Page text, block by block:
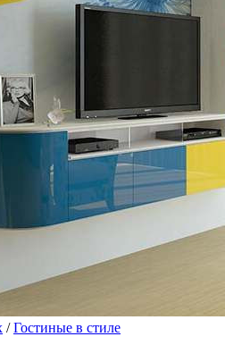
/Гостиные в стиле